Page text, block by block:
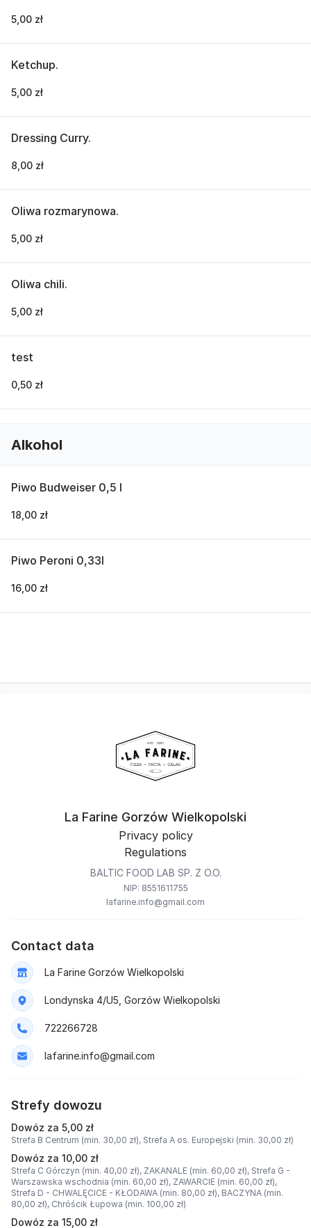
5,00 zł
Ketchup.
5,00 zł
Dressing Curry.
8,00 zł
Oliwa rozmarynowa.
5,00 zł
Oliwa chili.
5,00 zł
test
0,50 zł
Alkohol
Piwo Budweiser 0,5 l
18,00 zł
Piwo Peroni 0,33l
16,00 zł
La Farine Gorzów Wielkopolski
Privacy policy
Regulations
BALTIC FOOD LAB SP. Z O.O.
NIP: 8551611755
lafarine.info@gmail.com
Contact data
La Farine Gorzów Wielkopolski
Londynska 4/U5, Gorzów Wielkopolski
722266728
lafarine.info@gmail.com
Strefy dowozu
Dowóz za 5,00 zł
Strefa B Centrum (min. 30,00 zł), Strefa A os. Europejski (min. 30,00 zł)
Dowóz za 10,00 zł
Strefa C Górczyn (min. 40,00 zł), ZAKANALE (min. 60,00 zł), Strefa G -
Warszawska wschodnia (min. 60,00 zł), ZAWARCIE (min. 60,00 zł),
Strefa D - CHWALĘCICE - KŁODAWA (min. 80,00 zł), BACZYNA (min.
80,00 zł), Chróścik Łupowa (min. 100,00 zł)
Dowóz za 15,00 zł